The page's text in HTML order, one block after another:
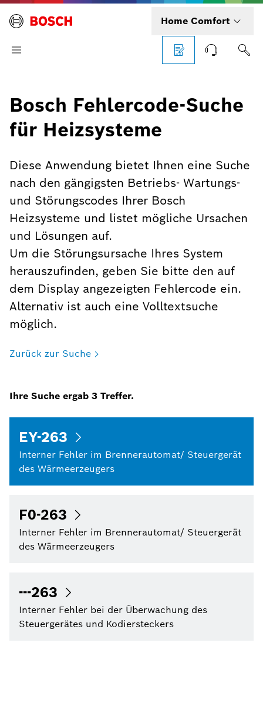
Home Comfort
Bosch Fehlercode-Suche
für Heizsysteme
Diese Anwendung bietet Ihnen eine Suche
nach den gängigsten Betriebs- Wartungs-
und Störungscodes Ihrer Bosch
Heizsysteme und listet mögliche Ursachen
und Lösungen auf.
Um die Störungsursache Ihres System
herauszufinden, geben Sie bitte den auf
dem Display angezeigten Fehlercode ein.
Alternativ ist auch eine Volltextsuche
möglich.
Zurück zur Suche
Ihre Suche ergab 3 Treffer.
EY-263
Interner Fehler im Brennerautomat/ Steuergerät
des Wärmeerzeugers
F0-263
Interner Fehler im Brennerautomat/ Steuergerät
des Wärmeerzeugers
---263
Interner Fehler bei der Überwachung des
Steuergerätes und Kodiersteckers